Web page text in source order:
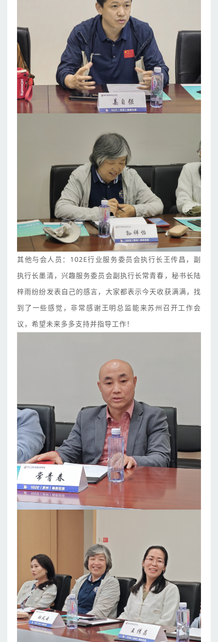
其他与会人员：102E行业服务委员会执行长王传昌，副
执行长墨清，兴趣服务委员会副执行长常青春，秘书长陆
梓雨纷纷发表自己的感言，大家都表示今天收获满满，找
到了一些感觉，非常感谢王明总监能来苏州召开工作会
议，希望未来多多支持并指导工作！